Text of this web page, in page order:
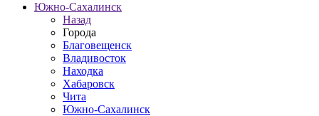
Южно-Сахалинск
Назад
Города
Благовещенск
Владивосток
Находка
Хабаровск
Чита
Южно-Сахалинск